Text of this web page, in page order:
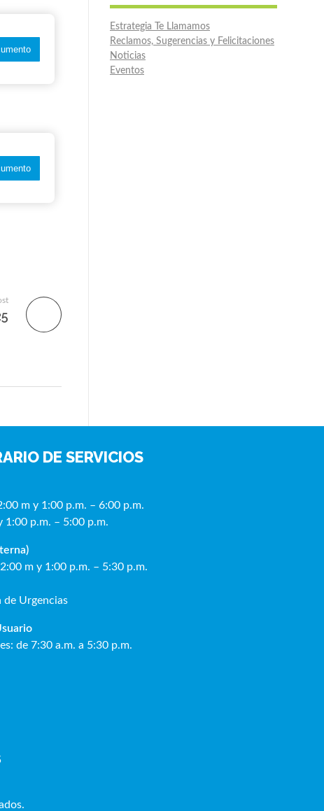
Estrategia Te Llamamos
Reclamos, Sugerencias y Felicitaciones
Noticias
Eventos
DE SERVICIOS
m y 1:00 p.m. – 6:00 p.m.
1:00 p.m. – 5:00 p.m.
m y 1:00 p.m. – 5:30 p.m.
de Urgencias
rio
de 7:30 a.m. a 5:30 p.m.